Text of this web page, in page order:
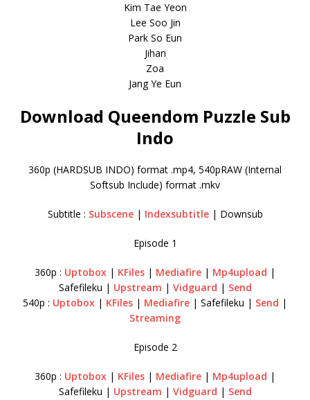
Kim Tae Yeon
Lee Soo Jin
Park So Eun
Jihan
Zoa
Jang Ye Eun
Download Queendom Puzzle Sub
Indo
360p (HARDSUB INDO) format .mp4, 540pRAW (Internal
Softsub Include) format .mkv
Subtitle : Subscene| Indexsubtitle| Downsub
Episode 1
360p : Uptobox | KFiles | Mediafire | Mp4upload |
Safefileku | Upstream | Vidguard | Send
540p : Uptobox | KFiles | Mediafire | Safefileku | Send |
Streaming
Episode 2
360p : Uptobox | KFiles | Mediafire | Mp4upload |
Safefileku | Upstream | Vidguard | Send